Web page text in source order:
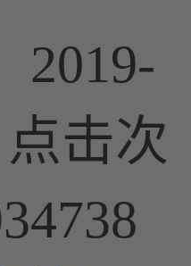
2019-
点击次